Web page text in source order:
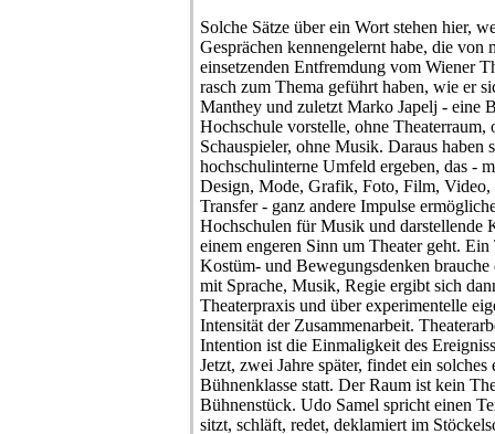
Solche Sätze über ein Wort stehen hier,
Gesprächen kennengelernt habe, die von
einsetzenden Entfremdung vom Wiener
rasch zum Thema geführt haben, wie er
Manthey und zuletzt Marko Japelj - eine
Hochschule vorstelle, ohne Theaterraum,
Schauspieler, ohne Musik. Daraus haben
hochschulinterne Umfeld ergeben, das -
Design, Mode, Grafik, Foto, Film,
Transfer - ganz andere Impulse
Hochschulen für Musik und darstellende
einem engeren Sinn um Theater geht.
Kostüm- und Bewegungsdenken
mit Sprache, Musik, Regie ergibt sich
Theaterpraxis und über experimentelle
Intensität der Zusammenarbeit.
Intention ist die Einmaligkeit des
Jetzt, zwei Jahre später, findet ein
Bühnenklasse statt. Der Raum ist kein
Bühnenstück. Udo Samel spricht einen
sitzt, schläft, redet, deklamiert im